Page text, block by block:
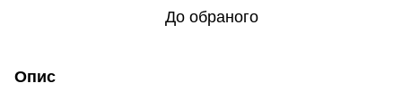
До обраного
Опис